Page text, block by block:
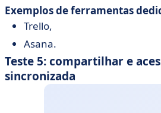
Exemplos de ferramentas
Trello,
Asana.
Teste 5: compartilhar e
sincronizada